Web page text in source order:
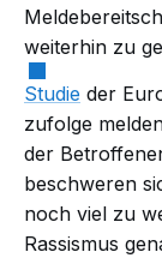
weiterhin zu
Studie der
zufolge
der
beschweren
noch viel zu
Rassismus